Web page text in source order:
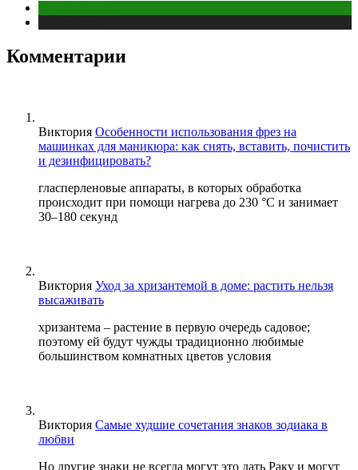
Комментарии
Виктория Особенности использования фрез на
машинках для маникюра: как снять, вставить, почистить
и дезинфицировать?
гласперленовые аппараты, в которых обработка
происходит при помощи нагрева до 230 °С и занимает
30–180 секунд
Виктория Уход за хризантемой в доме: растить нельзя
высаживать
хризантема – растение в первую очередь садовое;
поэтому ей будут чужды традиционно любимые
большинством комнатных цветов условия
Виктория Самые худшие сочетания знаков зодиака в
любви
Но другие знаки не всегда могут это дать Раку и могут